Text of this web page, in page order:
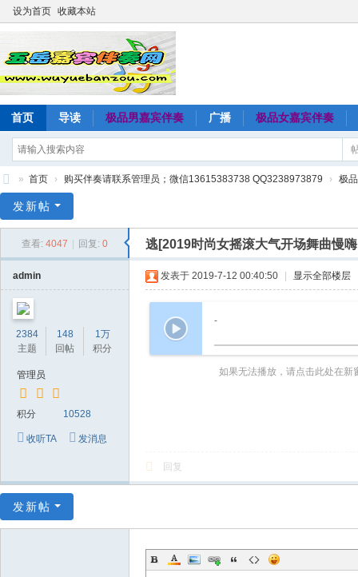
设为首页 收藏本站
首页 导读 极品男嘉宾伴奏 广播 极品女嘉宾伴奏
岳
伴
下
» 首页 › 购买伴奏请联系管理员；微信13615383738 QQ3238973879 › 极
发新帖
查看: 4047 回复: 0 逃[2019时尚女摇滚大气开场舞曲慢
admin
2384
主题
148
回帖
1万
积分
管理员
积分 10528
收听TA 发消息
发表于 2019-7-12 00:40:50 显示全部楼层
-
如果无法播放，请点击此处在新
回复
发新帖